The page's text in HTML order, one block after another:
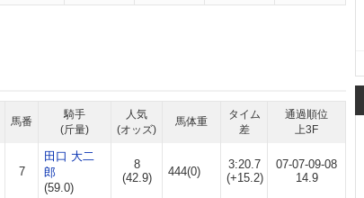
馬番
騎手
(斤量)
人気
(オッズ)
馬体重
タイム
差
通過順位
上3F
7
田口 大二
郎
(59.0)
8
(42.9)
444(0)
3:20.7
(+15.2)
07-07-09-08
14.9